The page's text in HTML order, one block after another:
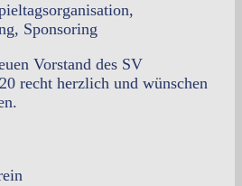
Sponsoring
Vorstand des SV
recht herzlich und wünschen